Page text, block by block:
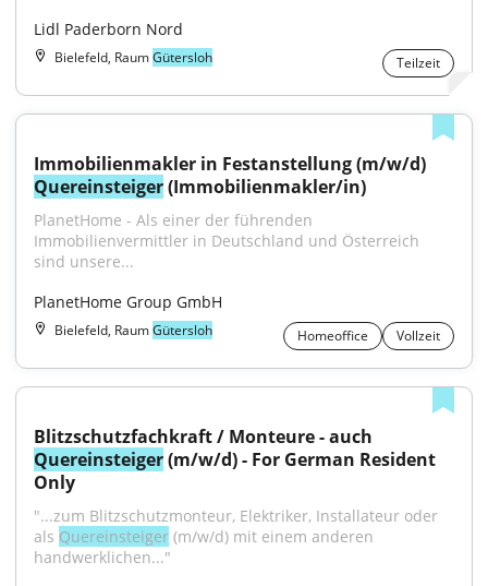
Lidl Paderborn Nord
Bielefeld, RaumGütersloh Teilzeit
Quereinsteiger (Immobilienmakler/in)
PlanetHome - Als einer der führenden
Immobilienvermittler in Deutschland und Österreich
sind unsere...
PlanetHome Group GmbH
Bielefeld, RaumGütersloh Homeoffice Vollzeit
Quereinsteiger (m/w/d) - For German Resident
Only
"...zum Blitzschutzmonteur, Elektriker, Installateur oder
als Quereinsteiger (m/w/d) mit einem anderen
handwerklichen..."